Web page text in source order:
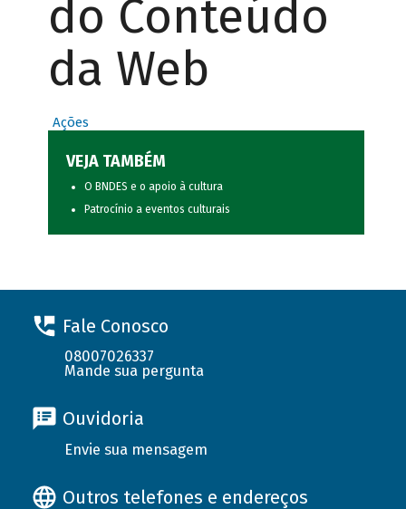
do Conteúdo
da Web
Ações
VEJA TAMBÉM
O BNDES e o apoio à cultura
Patrocínio a eventos culturais
Fale Conosco
08007026337
Mande sua pergunta
Ouvidoria
Envie sua mensagem
Outros telefones e endereços